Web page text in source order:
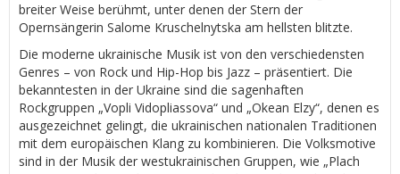
breiter Weise berühmt, unter denen der Stern der
Opernsängerin Salome Kruschelnytska am hellsten blitzte.
Die moderne ukrainische Musik ist von den verschiedensten
Genres – von Rock und Hip-Hop bis Jazz – präsentiert. Die
bekanntesten in der Ukraine sind die sagenhaften
Rockgruppen „Vopli Vidopliassova“ und „Okean Elzy“, denen es
ausgezeichnet gelingt, die ukrainischen nationalen Traditionen
mit dem europäischen Klang zu kombinieren. Die Volksmotive
sind in der Musik der westukrainischen Gruppen, wie „Plach